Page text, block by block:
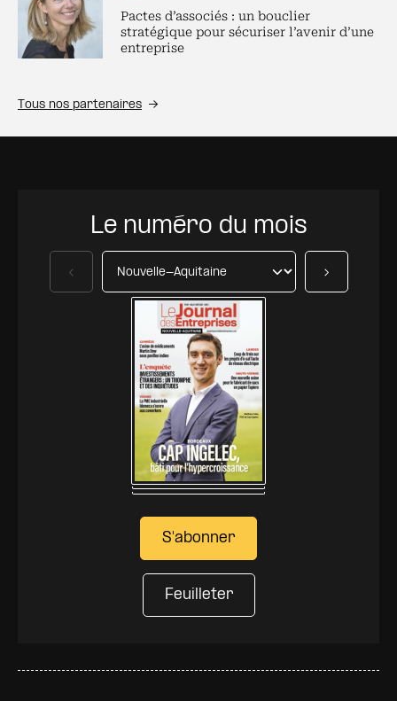
Pactes d’associés : un bouclier
stratégique pour sécuriser l’avenir d’une
entreprise
Tous nos partenaires
Le numéro du mois
S'abonner
Feuilleter
Précédent Suivant